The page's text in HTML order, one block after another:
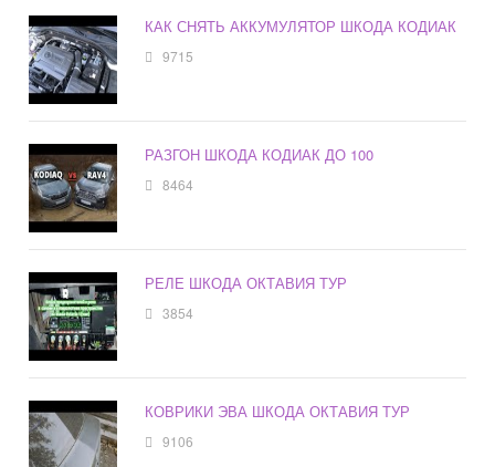
КАК СНЯТЬ АККУМУЛЯТОР ШКОДА КОДИАК
9715
РАЗГОН ШКОДА КОДИАК ДО 100
8464
РЕЛЕ ШКОДА ОКТАВИЯ ТУР
3854
КОВРИКИ ЭВА ШКОДА ОКТАВИЯ ТУР
9106